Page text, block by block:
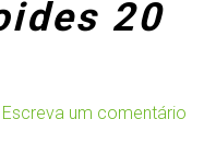
20
Escreva um comentário